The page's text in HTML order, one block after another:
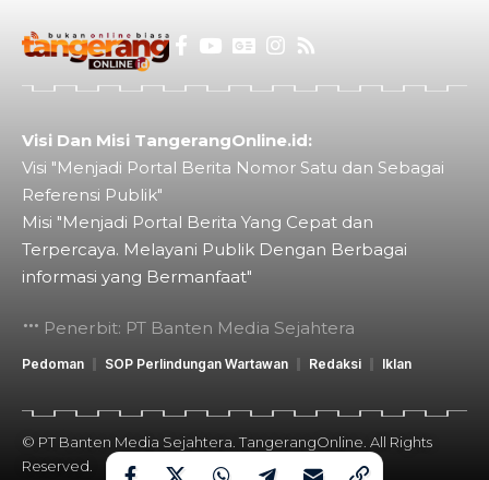
Visi Dan Misi TangerangOnline.id:
Visi "Menjadi Portal Berita Nomor Satu dan Sebagai
Referensi Publik"
Misi "Menjadi Portal Berita Yang Cepat dan
Terpercaya. Melayani Publik Dengan Berbagai
informasi yang Bermanfaat"
Penerbit: PT Banten Media Sejahtera
Pedoman SOP Perlindungan Wartawan Redaksi Iklan
© PT Banten Media Sejahtera. TangerangOnline. All Rights
Reserved.